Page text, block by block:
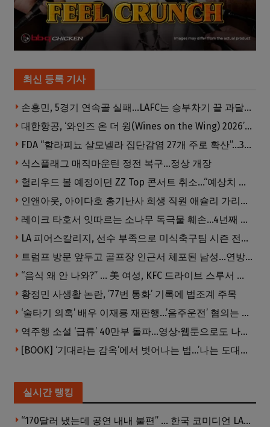
최신 등록 기사
손흥민, 5경기 연속골 실패…LAFC는 승부차기 끝 과달라하라 격파
대한항공, ‘와인즈 온 더 윙(Wines on the Wing) 2026’ 5개 부문 수상
FDA “할라피뇨 살모넬라 집단감염 27개 주로 확산”…345명 감염·36명 입원
식스플래그 매직마운틴 정전 복구…정상 개장
헐리우드 볼 예정이던 ZZ Top 콘서트 취소…“예상치 못한 인력 문제”
인앤아웃, 아이다호 총기난사 희생 직원 애슐리 가리베이 추모
레이크 타호서 잇따르는 소나무 독극물 훼손…4년째 용의자 오리무중
LA 피어스칼리지, 선수 부족으로 미식축구팀 시즌 전격 중단
트럼프 방문 앞두고 골프장 인근서 체포된 남성…연방 총기 혐의 적용
“음식 왜 안 나와?” … 美 여성, KFC 드라이브 스루서 소총 위협
황정민 사생활 논란, ’77번 통화’ 기록에 법조계 주목
‘술타기 의혹’ 배우 이재룡 재판행…’음주운전’ 혐의는 제외
역주행 소설 ‘급류’ 40만부 돌파…영상·웹툰으로도 나온다
[BOOK] ‘기대라는 감옥’에서 벗어나는 법…’나는 도대체 왜 눈치를 볼까’
실시간 랭킹
“170달러 냈는데 공연 내내 불편” … 한국 코미디언 LA공연, 음향 불량에 외모 비하 개그 논란